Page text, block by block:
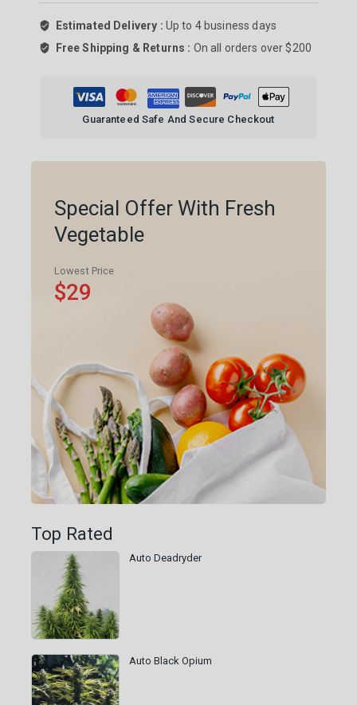
Special Offer With Fresh
Vegetable
Lowest Price
$29
Top Rated
Auto Deadryder
Auto Black Opium
Estimated Delivery : Up to 4 business days
Free Shipping & Returns : On all orders over $200
Guaranteed Safe And Secure Checkout